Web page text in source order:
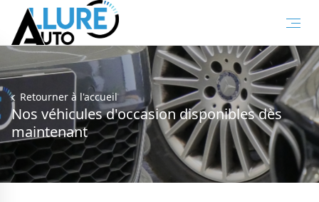
Retourner à l'accueil
Nos véhicules d'occasion disponibles dès
maintenant